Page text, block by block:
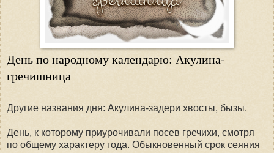
День по народному календарю: Акулина-
гречишница
Другие названия дня: Акулина-задери хвосты, бызы.
День, к которому приурочивали посев гречихи, смотря
по общему характеру года. Обыкновенный срок сеяния